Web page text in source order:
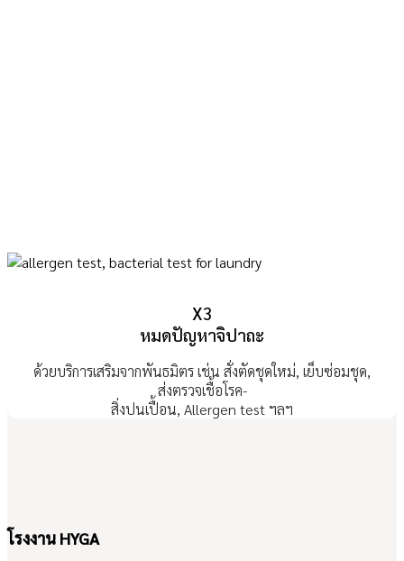
X3
หมดปัญหาจิปาถะ
ด้วยบริการเสริมจากพันธมิตร เช่น สั่งตัดชุดใหม่, เย็บซ่อมชุด,
ส่งตรวจเชื้อโรค-
สิ่งปนเปื้อน, Allergen test ฯลฯ
โรงงาน HYGA